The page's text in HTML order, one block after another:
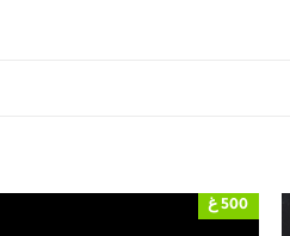
500 غ